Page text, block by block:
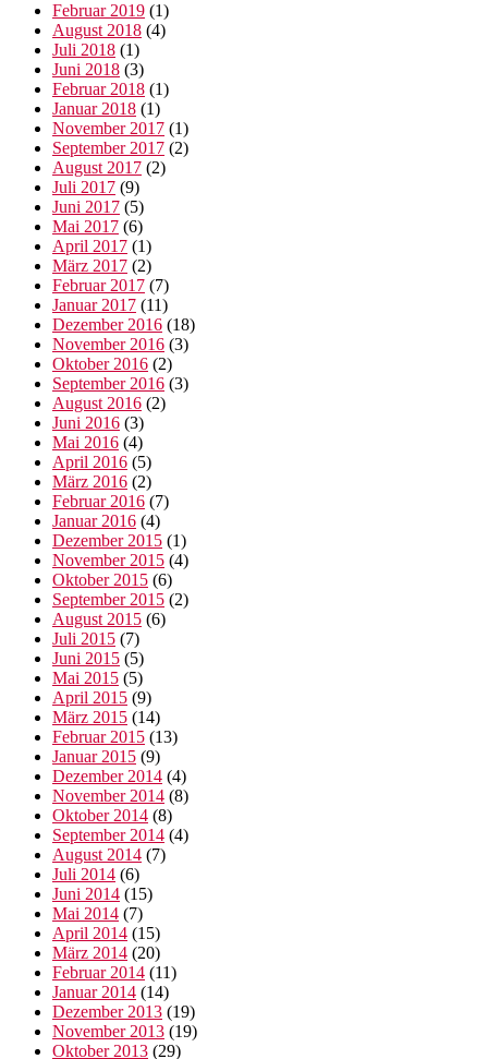
Februar 2019 (1)
August 2018 (4)
Juli 2018 (1)
Juni 2018 (3)
Februar 2018 (1)
Januar 2018 (1)
November 2017 (1)
September 2017 (2)
August 2017 (2)
Juli 2017 (9)
Juni 2017 (5)
Mai 2017 (6)
April 2017 (1)
März 2017 (2)
Februar 2017 (7)
Januar 2017 (11)
Dezember 2016 (18)
November 2016 (3)
Oktober 2016 (2)
September 2016 (3)
August 2016 (2)
Juni 2016 (3)
Mai 2016 (4)
April 2016 (5)
März 2016 (2)
Februar 2016 (7)
Januar 2016 (4)
Dezember 2015 (1)
November 2015 (4)
Oktober 2015 (6)
September 2015 (2)
August 2015 (6)
Juli 2015 (7)
Juni 2015 (5)
Mai 2015 (5)
April 2015 (9)
März 2015 (14)
Februar 2015 (13)
Januar 2015 (9)
Dezember 2014 (4)
November 2014 (8)
Oktober 2014 (8)
September 2014 (4)
August 2014 (7)
Juli 2014 (6)
Juni 2014 (15)
Mai 2014 (7)
April 2014 (15)
März 2014 (20)
Februar 2014 (11)
Januar 2014 (14)
Dezember 2013 (19)
November 2013 (19)
Oktober 2013 (29)